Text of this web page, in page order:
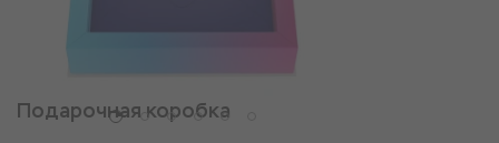
Подарочная коробка